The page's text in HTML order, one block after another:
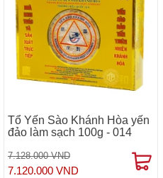
Tổ Yến Sào Khánh Hòa yến
đảo làm sạch 100g - 014
7.128.000 VND
7.120.000 VND